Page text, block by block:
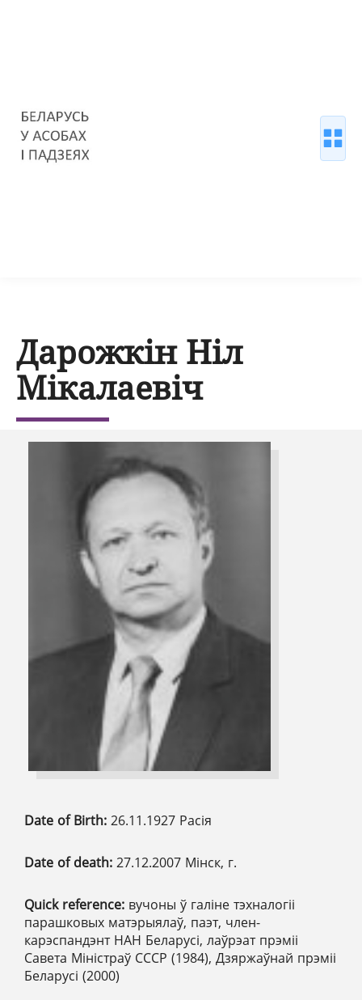
Дарожкін Ніл
Мікалаевіч
Date of Birth: 26.11.1927 Расія
Date of death: 27.12.2007 Мінск, г.
Quick reference: вучоны ў галіне тэхналогіі
парашковых матэрыялаў, паэт, член-
карэспандэнт НАН Беларусі, лаўрэат прэміі
Савета Міністраў СССР (1984), Дзяржаўнай прэміі
Беларусі (2000)